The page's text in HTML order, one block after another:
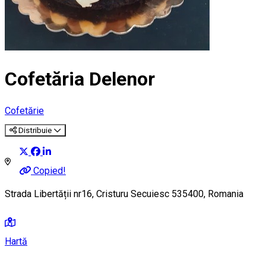
Cofetăria Delenor
Cofetărie
Distribuie
Copied!
Strada Libertății nr16, Cristuru Secuiesc 535400, Romania
Hartă